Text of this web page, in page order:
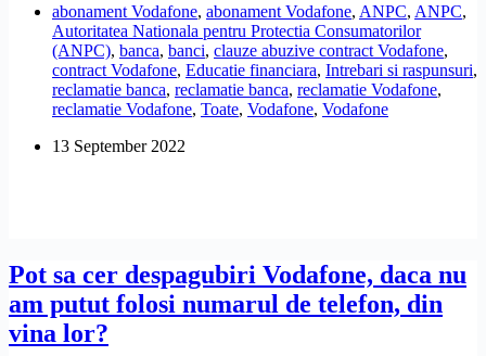
a
prelungit
abuziv
abonamentul,
prin
telefon.
pot
abonament Vodafone, abonament Vodafone, ANPC, ANPC,
Autoritatea Nationala pentru Protectia Consumatorilor
(ANPC), banca, banci, clauze abuzive contract Vodafone,
contract Vodafone, Educatie financiara, Intrebari si raspunsuri,
reclamatie banca, reclamatie banca, reclamatie Vodafone,
reclamatie Vodafone, Toate, Vodafone, Vodafone
13 September 2022
Pot sa cer despagubiri Vodafone, daca nu
am putut folosi numarul de telefon, din
vina lor?